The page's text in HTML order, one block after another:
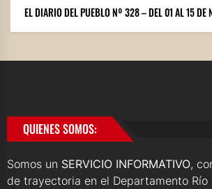
EL DIARIO DEL PUEBLO Nº 328 – DEL 01 AL 15
QUIENES SOMOS:
Somos un SERVICIO INFORMATIVO,
de trayectoria en el Departamento Río